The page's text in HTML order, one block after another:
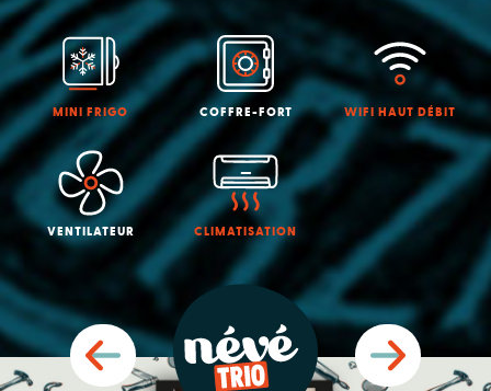
MINI FRIGO COFFRE-FORT WIFI HAUT DÉBIT
VENTILATEUR CLIMATISATION